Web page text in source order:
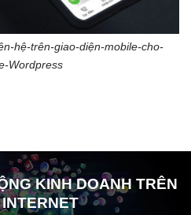
hệ-trên-giao-diện-mobile-cho-
Wordpress
KINH DOANH TRÊN